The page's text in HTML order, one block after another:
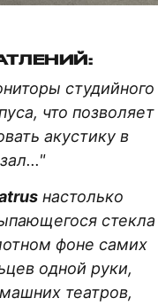
студийного
что позволяет
акустику в
настолько
стекла
фоне самих
одной руки,
театров,